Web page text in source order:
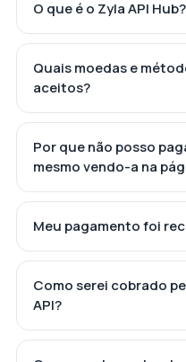
O que é o Zyla API Hub?
Quais moedas e
aceitos?
Por que não posso
mesmo vendo-a na
Meu pagamento foi
Como serei cobrado
API?